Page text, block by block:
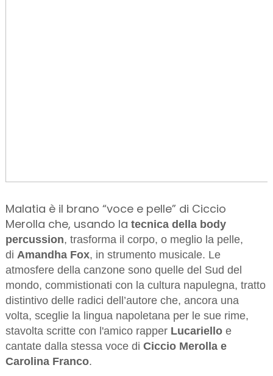
Malatia è il brano “voce e pelle” di Ciccio
Merolla che, usando la tecnica della body
percussion, trasforma il corpo, o meglio la pelle,
di Amandha Fox, in strumento musicale. Le
atmosfere della canzone sono quelle del Sud del
mondo, commistionati con la cultura napulegna, tratto
distintivo delle radici dell’autore che, ancora una
volta, sceglie la lingua napoletana per le sue rime,
stavolta scritte con l'amico rapper Lucariello e
cantate dalla stessa voce di Ciccio Merolla e
Carolina Franco.